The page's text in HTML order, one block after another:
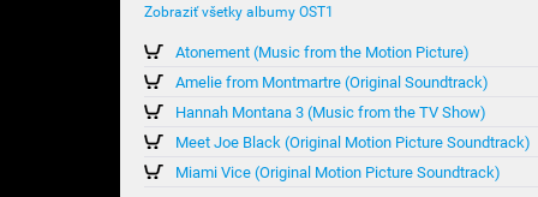
Zobraziť všetky albumy OST1
Atonement (Music from the Motion Picture)
Amelie from Montmartre (Original Soundtrack)
Hannah Montana 3 (Music from the TV Show)
Meet Joe Black (Original Motion Picture Soundtrack)
Miami Vice (Original Motion Picture Soundtrack)